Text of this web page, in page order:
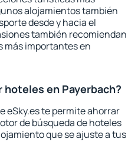
alojamientos también
desde y hacia el
también recomiendan
más importantes en
hoteles en Payerbach?
eSky.es te permite ahorrar
de búsqueda de hoteles
que se ajuste a tus